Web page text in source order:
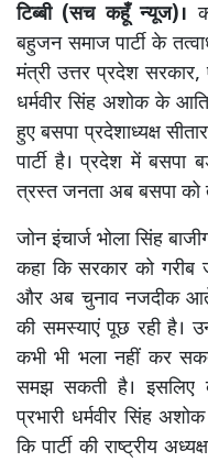
टिब्बी (सच कहूँ न्यूज)।
बहुजन समाज पार्टी के
मंत्री उत्तर प्रदेश
धर्मवीर सिंह अशोक के
हुए बसपा प्रदेशाध्यक्ष
पार्टी है। प्रदेश में बसपा
त्रस्त जनता अब बसपा को
जोन इंचार्ज भोला सिंह
कहा कि सरकार को
और अब चुनाव नजदीक आते
की समस्याएं पूछ रही है।
कभी भी भला नहीं कर
समझ सकती है। इसलिए
प्रभारी धर्मवीर सिंह
कि पार्टी की राष्ट्रीय